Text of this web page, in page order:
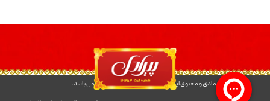
کلیه حقوق مادی و معنوی این سایت متعلق به شرکت پیرادل می باشد.